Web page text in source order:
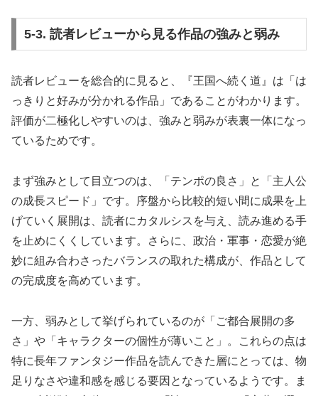
5-3. 読者レビューから見る作品の強みと弱み
読者レビューを総合的に見ると、『王国へ続く道』は「は
っきりと好みが分かれる作品」であることがわかります。
評価が二極化しやすいのは、強みと弱みが表裏一体になっ
ているためです。
まず強みとして目立つのは、「テンポの良さ」と「主人公
の成長スピード」です。序盤から比較的短い間に成果を上
げていく展開は、読者にカタルシスを与え、読み進める手
を止めにくくしています。さらに、政治・軍事・恋愛が絶
妙に組み合わさったバランスの取れた構成が、作品として
の完成度を高めています。
一方、弱みとして挙げられているのが「ご都合展開の多
さ」や「キャラクターの個性が薄いこと」。これらの点は
特に長年ファンタジー作品を読んできた層にとっては、物
足りなさや違和感を感じる要因となっているようです。ま